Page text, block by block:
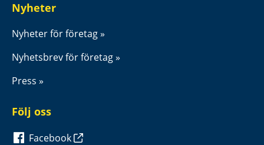
Nyheter
Nyheter för företag
Nyhetsbrev för företag
Press
Följ oss
Facebook